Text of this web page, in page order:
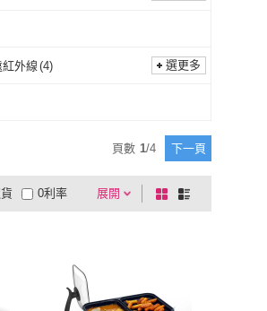
動(1) 桌面型
紅外線 (4) 選更多
頁數 1/4 下一頁
展開
購物
0利率
棋
盤
列